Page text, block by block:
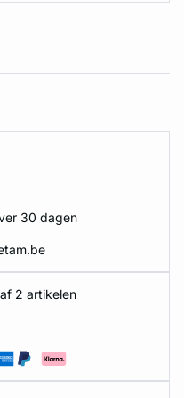
30 dagen
2 artikelen